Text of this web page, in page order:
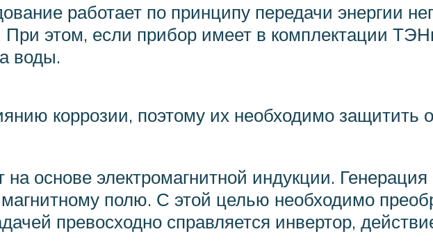
работает по принципу передачи энергии
этом, если прибор имеет в комплектации
воды.
коррозии, поэтому их необходимо защитить
основе электромагнитной индукции. Генерация
полю. С этой целью необходимо
превосходно справляется инвертор,